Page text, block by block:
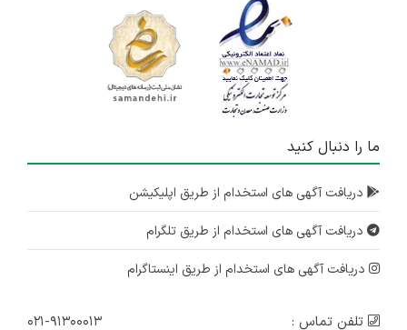
ما را دنبال کنید
دریافت آگهی های استخدام از طریق اپلیکیشن
دریافت آگهی های استخدام از طریق تلگرام
دریافت آگهی های استخدام از طریق اینستاگرام
تلفن تماس : ۰۲۱-۹۱۳۰۰۰۱۳